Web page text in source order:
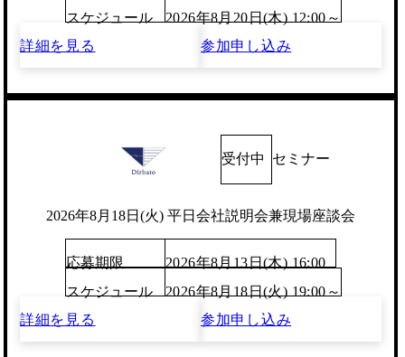
スケジュール
2026年8月20日(木) 12:00～
詳細を見る
参加申し込み
受付中 セミナー
2026年8月18日(火) 平日会社説明会兼現場座談会
応募期限
2026年8月13日(木) 16:00
スケジュール
2026年8月18日(火) 19:00～
詳細を見る
参加申し込み